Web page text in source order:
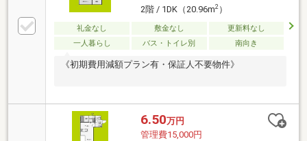
2階 / 1DK（20.96m2）
礼金なし 敷金なし
更新料なし
一人暮らし
バス・トイレ別 南向き
《初期費用減額プラン有・保証人不要物件》
6.50万円
管理費15,000円